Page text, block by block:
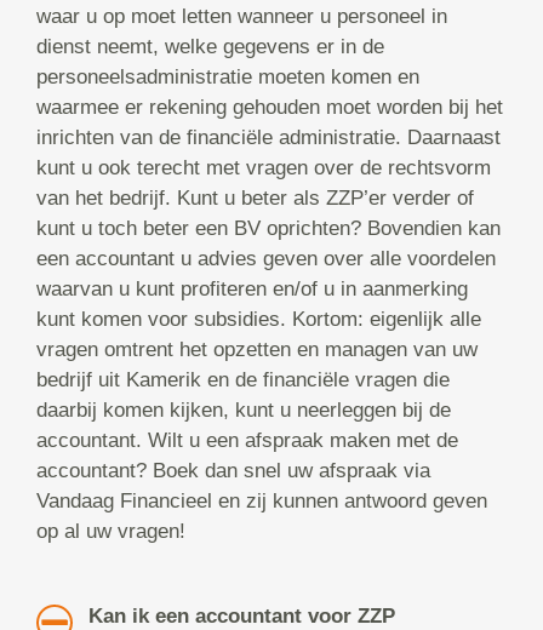
waar u op moet letten wanneer u personeel in
dienst neemt, welke gegevens er in de
personeelsadministratie moeten komen en
waarmee er rekening gehouden moet worden bij het
inrichten van de financiële administratie. Daarnaast
kunt u ook terecht met vragen over de rechtsvorm
van het bedrijf. Kunt u beter als ZZP’er verder of
kunt u toch beter een BV oprichten? Bovendien kan
een accountant u advies geven over alle voordelen
waarvan u kunt profiteren en/of u in aanmerking
kunt komen voor subsidies. Kortom: eigenlijk alle
vragen omtrent het opzetten en managen van uw
bedrijf uit Kamerik en de financiële vragen die
daarbij komen kijken, kunt u neerleggen bij de
accountant. Wilt u een afspraak maken met de
accountant? Boek dan snel uw afspraak via
Vandaag Financieel en zij kunnen antwoord geven
op al uw vragen!
Kan ik een accountant voor ZZP